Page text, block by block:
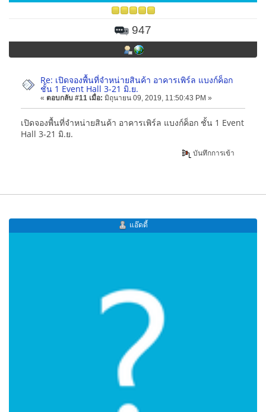
947
Re: เปิดจองพื้นที่จำหน่ายสินค้า อาคารเพิร์ล แบงก์ค็อก
ชั้น 1 Event Hall 3-21 มิ.ย.
« ตอบกลับ #11 เมื่อ: มิถุนายน 09, 2019, 11:50:43 PM »
เปิดจองพื้นที่จำหน่ายสินค้า อาคารเพิร์ล แบงก์ค็อก ชั้น 1 Event
Hall 3-21 มิ.ย.
บันทึกการเข้า
แอ๊ดดี้